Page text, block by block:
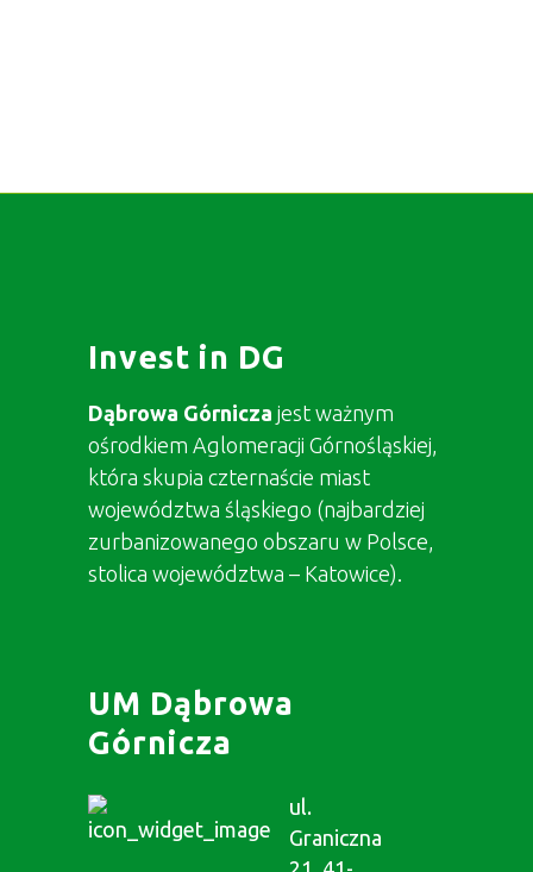
Invest in DG
Dąbrowa Górnicza jest ważnym
ośrodkiem Aglomeracji Górnośląskiej,
która skupia czternaście miast
województwa śląskiego (najbardziej
zurbanizowanego obszaru w Polsce,
stolica województwa – Katowice).
UM Dąbrowa
Górnicza
ul.
Graniczna